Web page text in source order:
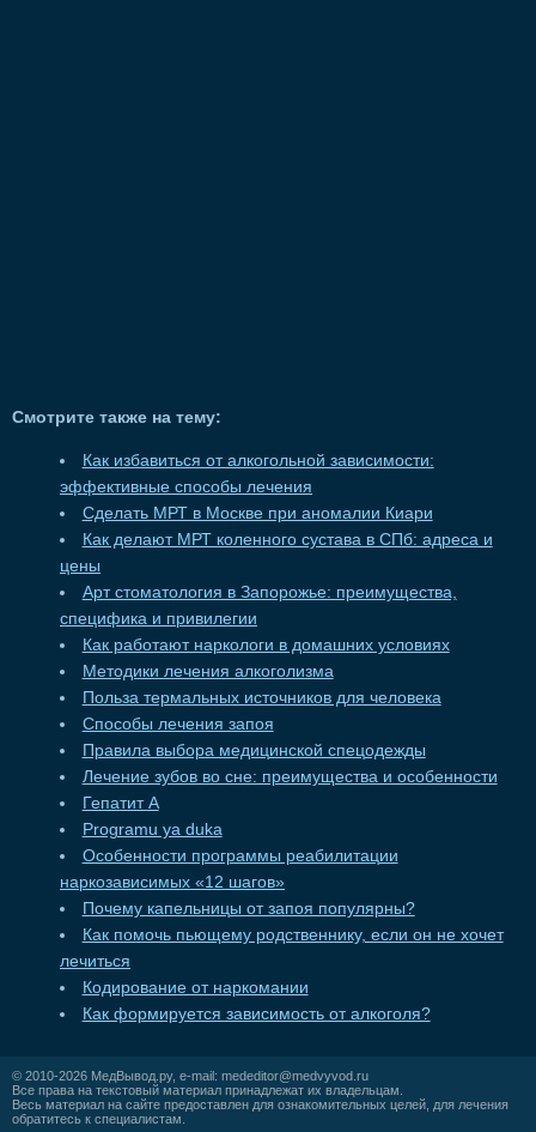
Смотрите также на тему:
Как избавиться от алкогольной зависимости:
эффективные способы лечения
Сделать МРТ в Москве при аномалии Киари
Как делают МРТ коленного сустава в СПб: адреса и
цены
Арт стоматология в Запорожье: преимущества,
специфика и привилегии
Как работают наркологи в домашних условиях
Методики лечения алкоголизма
Польза термальных источников для человека
Способы лечения запоя
Правила выбора медицинской спецодежды
Лечение зубов во сне: преимущества и особенности
Гепатит А
Programu ya duka
Особенности программы реабилитации
наркозависимых «12 шагов»
Почему капельницы от запоя популярны?
Как помочь пьющему родственнику, если он не хочет
лечиться
Кодирование от наркомании
Как формируется зависимость от алкоголя?
© 2010-2026 МедВывод.ру, e-mail: mededitor@medvyvod.ru
Все права на текстовый материал принадлежат их владельцам.
Весь материал на сайте предоставлен для ознакомительных целей, для лечения
обратитесь к специалистам.